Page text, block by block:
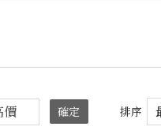
確定 排序